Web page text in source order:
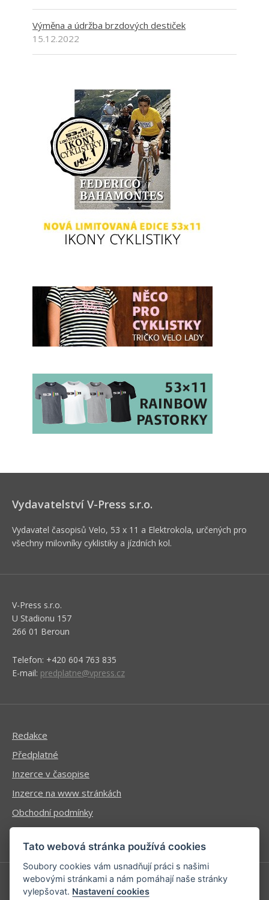
Výměna a údržba brzdových destiček
15.12.2022
Vydavatelství V-Press s.r.o.
Vydavatel časopisů Velo, 53 x 11 a Elektrokola, určených pro
všechny milovníky cyklistiky a jízdních kol.
V-Press s.r.o.
U Stadionu 157
266 01 Beroun
Telefon: +420 604 763 835
E-mail: predplatne@vpress.cz
Redakce
Předplatné
Inzerce v časopise
Inzerce na www stránkách
Obchodní podmínky
Ochrana osobních údajů
Příhlášení | Registrace
Tato webová stránka používá cookies
Soubory cookies vám usnadňují práci s našimi
webovými stránkami a nám pomáhají naše stránky
vylepšovat. Nastavení cookies